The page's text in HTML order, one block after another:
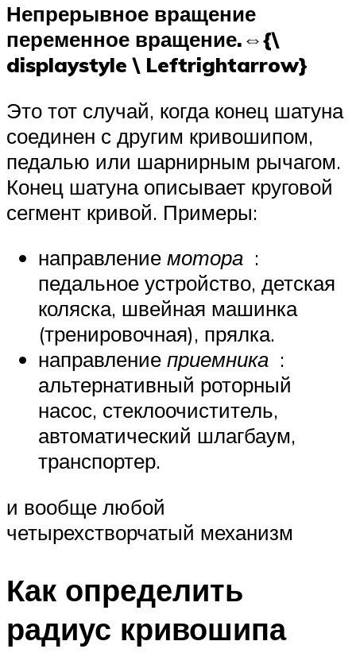
Непрерывное вращение
переменное вращение.⇔{\
displaystyle \ Leftrightarrow}
Это тот случай, когда конец шатуна
соединен с другим кривошипом,
педалью или шарнирным рычагом.
Конец шатуна описывает круговой
сегмент кривой. Примеры:
направление мотора :
педальное устройство, детская
коляска, швейная машинка
(тренировочная), прялка.
направление приемника :
альтернативный роторный
насос, стеклоочиститель,
автоматический шлагбаум,
транспортер.
и вообще любой
четырехстворчатый механизм
Как определить
радиус кривошипа